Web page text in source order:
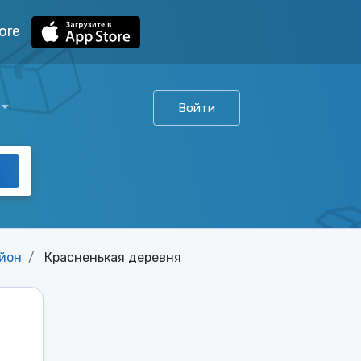
Войти
Красненькая деревня